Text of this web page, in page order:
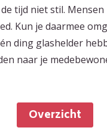
tijd niet stil.
Kun je daarmee
ding glashelder
naar je
Overzicht